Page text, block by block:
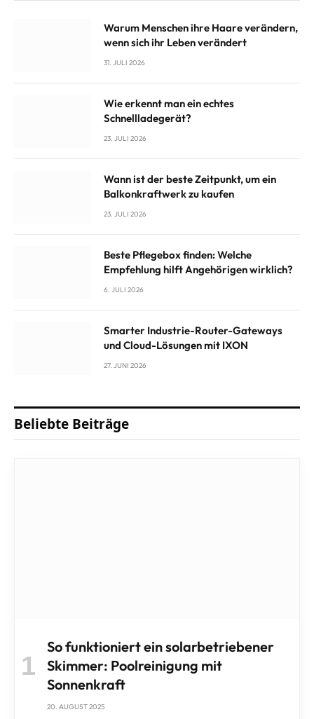
Warum Menschen ihre Haare verändern,
wenn sich ihr Leben verändert
31. JULI 2026
Wie erkennt man ein echtes
Schnellladegerät?
23. JULI 2026
Wann ist der beste Zeitpunkt, um ein
Balkonkraftwerk zu kaufen
23. JULI 2026
Beste Pflegebox finden: Welche
Empfehlung hilft Angehörigen wirklich?
6. JULI 2026
Smarter Industrie-Router-Gateways
und Cloud-Lösungen mit IXON
27. JUNI 2026
Beliebte Beiträge
So funktioniert ein solarbetriebener
Skimmer: Poolreinigung mit
Sonnenkraft
20. AUGUST 2025